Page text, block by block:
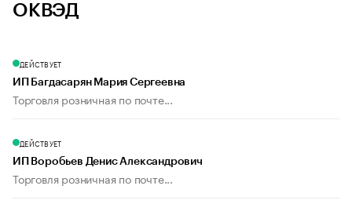
ОКВЭД
ДЕЙСТВУЕТ
ИП Багдасарян Мария Сергеевна
Торговля розничная по почте...
ДЕЙСТВУЕТ
ИП Воробьев Денис Александрович
Торговля розничная по почте...